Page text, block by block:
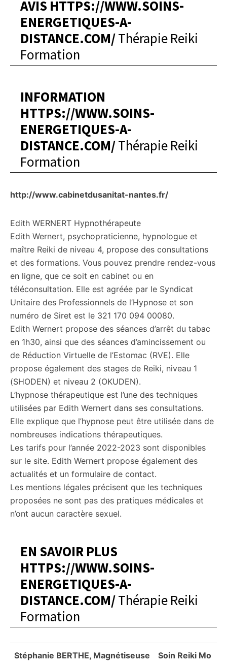
AVIS HTTPS://WWW.SOINS-
ENERGETIQUES-A-
DISTANCE.COM/Thérapie Reiki
Formation
INFORMATION
HTTPS://WWW.SOINS-
ENERGETIQUES-A-
DISTANCE.COM/Thérapie Reiki
Formation
http://www.cabinetdusanitat-nantes.fr/
Edith WERNERT Hypnothérapeute
Edith Wernert, psychopraticienne, hypnologue et
maître Reiki de niveau 4, propose des consultations
et des formations. Vous pouvez prendre rendez-vous
en ligne, que ce soit en cabinet ou en
téléconsultation. Elle est agréée par le Syndicat
Unitaire des Professionnels de l’Hypnose et son
numéro de Siret est le 321 170 094 00080.
Edith Wernert propose des séances d’arrêt du tabac
en 1h30, ainsi que des séances d’amincissement ou
de Réduction Virtuelle de l’Estomac (RVE). Elle
propose également des stages de Reiki, niveau 1
(SHODEN) et niveau 2 (OKUDEN).
L’hypnose thérapeutique est l’une des techniques
utilisées par Edith Wernert dans ses consultations.
Elle explique que l’hypnose peut être utilisée dans de
nombreuses indications thérapeutiques.
Les tarifs pour l’année 2022-2023 sont disponibles
sur le site. Edith Wernert propose également des
actualités et un formulaire de contact.
Les mentions légales précisent que les techniques
proposées ne sont pas des pratiques médicales et
n’ont aucun caractère sexuel.
EN SAVOIR PLUS
HTTPS://WWW.SOINS-
ENERGETIQUES-A-
DISTANCE.COM/Thérapie Reiki
Formation
Stéphanie BERTHE, Magnétiseuse
Soin Reiki Mo